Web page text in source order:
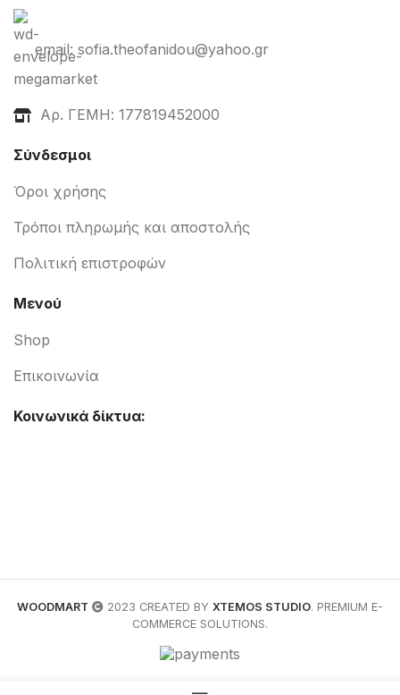
email: sofia.theofanidou@yahoo.gr
Αρ. ΓΕΜΗ: 177819452000
Σύνδεσμοι
Όροι χρήσης
Τρόποι πληρωμής και αποστολής
Πολιτική επιστροφών
Μενού
Shop
Επικοινωνία
Κοινωνικά δίκτυα:
WOODMART 2023 CREATED BY XTEMOS STUDIO. PREMIUM E-
COMMERCE SOLUTIONS.